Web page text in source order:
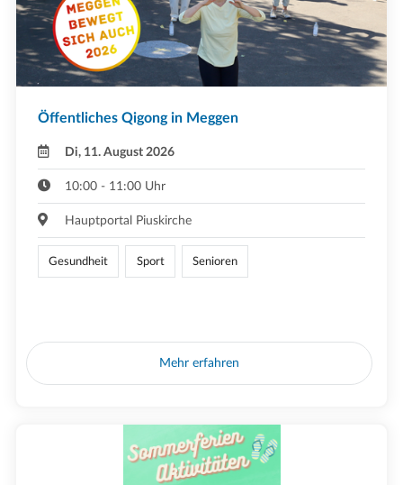
Öffentliches Qigong in Meggen
Di, 11. August 2026
10:00 - 11:00 Uhr
Hauptportal Piuskirche
Gesundheit Sport Senioren
Mehr erfahren